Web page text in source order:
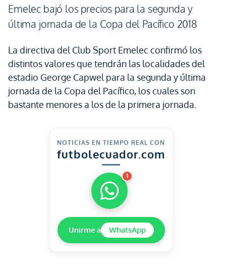
Emelec bajó los precios para la segunda y
última jornada de la Copa del Pacífico 2018
La directiva del Club Sport Emelec confirmó los
distintos valores que tendrán las localidades del
estadio George Capwel para la segunda y última
jornada de la Copa del Pacífico, los cuales son
bastante menores a los de la primera jornada.
NOTICIAS EN TIEMPO REAL CON
futbolecuador.com
1
Unirme a WhatsApp